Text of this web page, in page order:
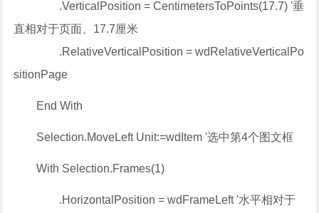
.VerticalPosition = CentimetersToPoints(17.7) '垂
直相对于页面、17.7厘米
.RelativeVerticalPosition = wdRelativeVerticalPo
sitionPage
End With
Selection.MoveLeft Unit:=wdItem '选中第4个图文框
With Selection.Frames(1)
.HorizontalPosition = wdFrameLeft '水平相对于